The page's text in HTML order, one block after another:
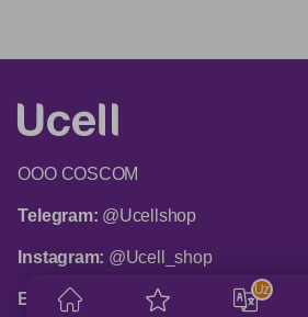
Uz
ООО COSCOM
Telegram: @Ucellshop
Instagram: @Ucell_shop
Email:shop@ucell.uz